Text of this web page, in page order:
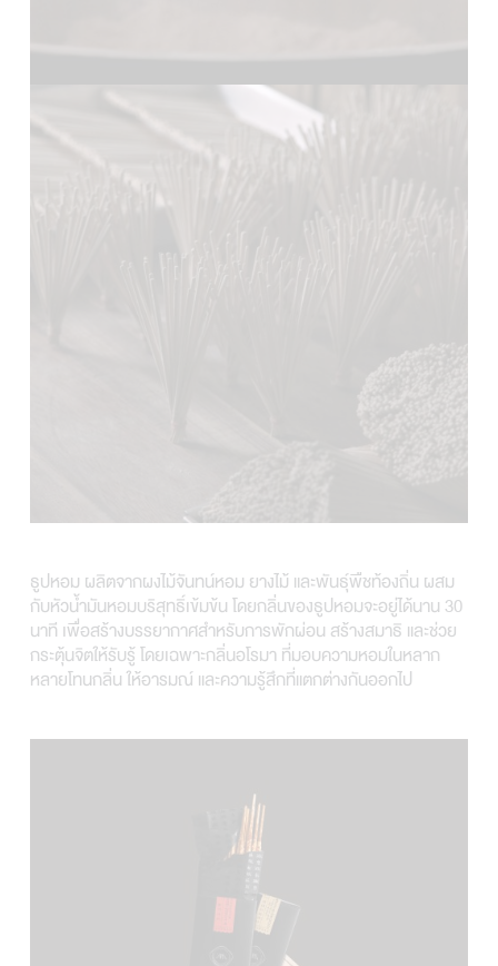
ธูปหอม ผลิตจากผงไม้จันทน์หอม ยางไม้ และพันธุ์พืชท้องถิ่น ผสม
กับหัวน้ำมันหอมบริสุทธิ์เข้มข้น โดยกลิ่นของธูปหอมจะอยู่ได้นาน 30
นาที เพื่อสร้างบรรยากาศสำหรับการพักผ่อน สร้างสมาธิ และช่วย
กระตุ้นจิตให้รับรู้ โดยเฉพาะกลิ่นอโรมา ที่มอบความหอมในหลาก
หลายโทนกลิ่น ให้อารมณ์ และความรู้สึกที่แตกต่างกันออกไป